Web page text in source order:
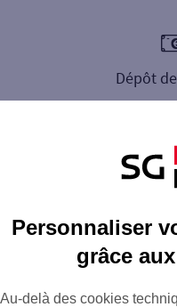
Dépôt
Personnaliser
grâce
Au-delà des cookies